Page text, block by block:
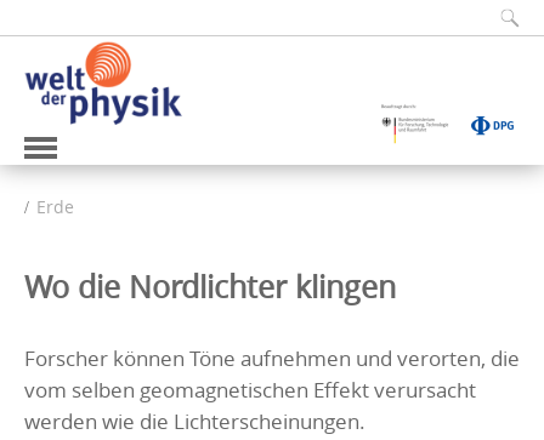
Erde
Wo die Nordlichter klingen
Forscher können Töne aufnehmen und verorten, die
vom selben geomagnetischen Effekt verursacht
werden wie die Lichterscheinungen.